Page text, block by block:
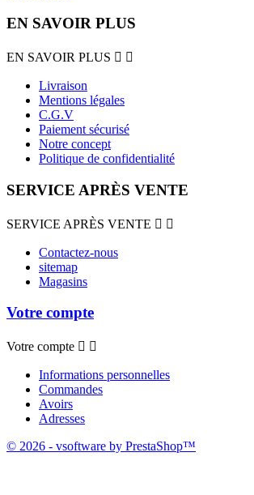
EN SAVOIR PLUS
EN SAVOIR PLUS  
Livraison
Mentions légales
C.G.V
Paiement sécurisé
Notre concept
Politique de confidentialité
SERVICE APRÈS VENTE
SERVICE APRÈS VENTE  
Contactez-nous
sitemap
Magasins
Votre compte
Votre compte  
Informations personnelles
Commandes
Avoirs
Adresses
© 2026 - vsoftware by PrestaShop™